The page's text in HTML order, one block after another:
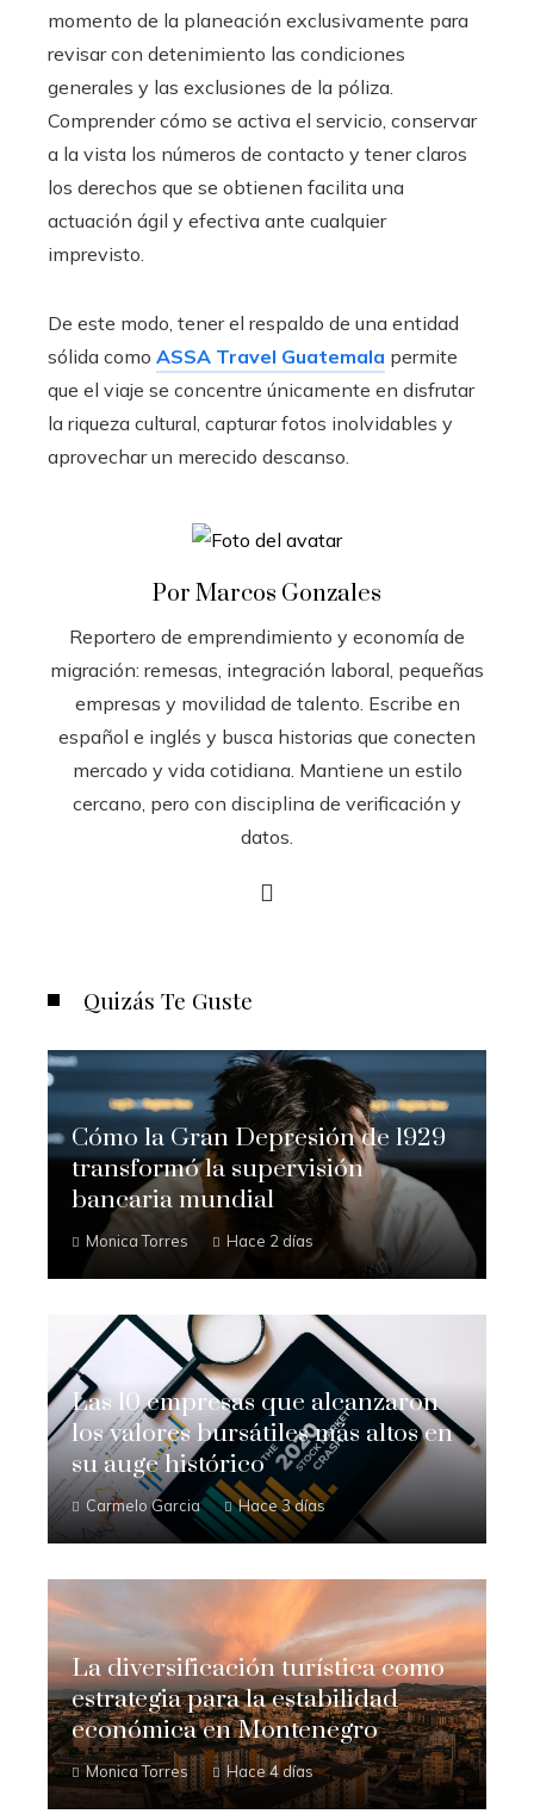
momento de la planeación exclusivamente para
revisar con detenimiento las condiciones
generales y las exclusiones de la póliza.
Comprender cómo se activa el servicio, conservar
a la vista los números de contacto y tener claros
los derechos que se obtienen facilita una
actuación ágil y efectiva ante cualquier
imprevisto.
De este modo, tener el respaldo de una entidad
sólida como ASSA Travel Guatemala permite
que el viaje se concentre únicamente en disfrutar
la riqueza cultural, capturar fotos inolvidables y
aprovechar un merecido descanso.
Por Marcos Gonzales
Reportero de emprendimiento y economía de
migración: remesas, integración laboral, pequeñas
empresas y movilidad de talento. Escribe en
español e inglés y busca historias que conecten
mercado y vida cotidiana. Mantiene un estilo
cercano, pero con disciplina de verificación y
datos.
Quizás Te Guste
Cómo la Gran Depresión de 1929
transformó la supervisión
bancaria mundial
Monica Torres Hace 2 días
Las 10 empresas que alcanzaron
los valores bursátiles más altos en
su auge histórico
Carmelo Garcia Hace 3 días
La diversificación turística como
estrategia para la estabilidad
económica en Montenegro
Monica Torres Hace 4 días